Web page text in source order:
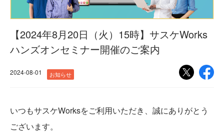
【2024年8月20日（火）15時】サスケWorks
ハンズオンセミナー開催のご案内
2024-08-01 お知らせ
いつもサスケWorksをご利用いただき、誠にありがとう
ございます。